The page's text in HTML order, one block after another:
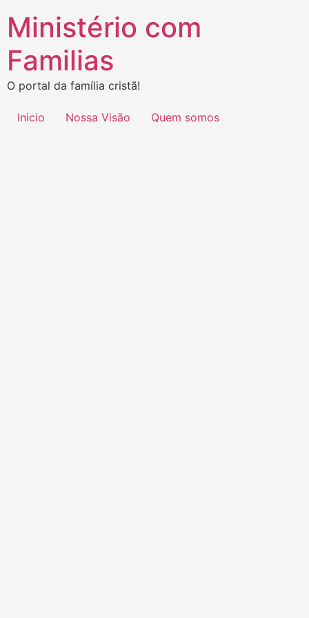
Ministério com
Familias
O portal da família cristã!
Inicio Nossa Visão Quem somos